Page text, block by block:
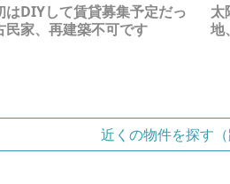
はDIYして賃貸募集予定だっ
民家、再建築不可です
太
地
近くの物件を探す（